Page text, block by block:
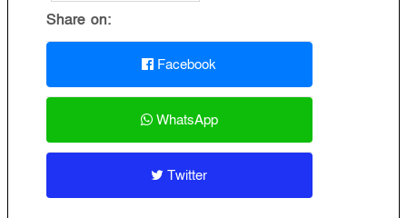
Share on:
Facebook
WhatsApp
Twitter